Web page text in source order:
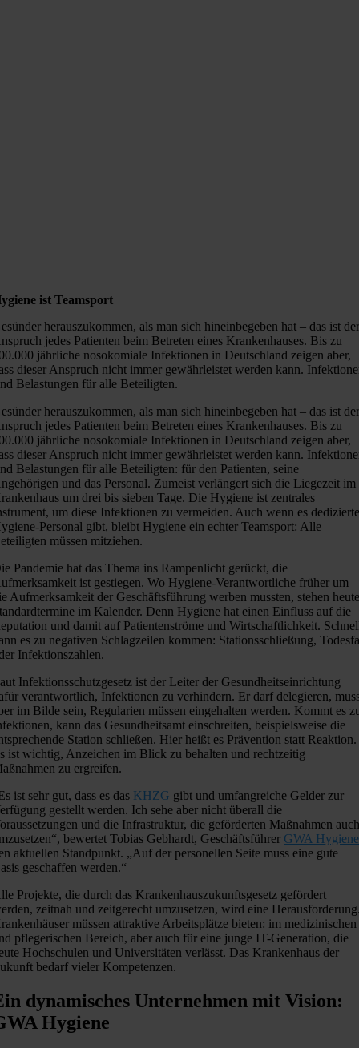
ist Teamsport
herauszukommen, als man sich hineinbegeben hat – das ist
jedes Patienten beim Betreten eines Krankenhauses. Bis zu
jährliche nosokomiale Infektionen in Deutschland zeigen aber,
dieser Anspruch nicht immer gewährleistet werden kann.
Belastungen für alle Beteiligten.
herauszukommen, als man sich hineinbegeben hat – das ist
jedes Patienten beim Betreten eines Krankenhauses. Bis zu
jährliche nosokomiale Infektionen in Deutschland zeigen aber,
dieser Anspruch nicht immer gewährleistet werden kann.
Belastungen für alle Beteiligten: für den Patienten, seine
und das Personal. Zumeist verlängert sich die Liegezeit im
um drei bis sieben Tage. Die Hygiene ist zentrales
um diese Infektionen zu vermeiden. Auch wenn es
Personal gibt, bleibt Hygiene ein echter Teamsport: Alle
müssen mitziehen.
Pandemie hat das Thema ins Rampenlicht gerückt, die
ist gestiegen. Wo Hygiene-Verantwortliche früher um
Aufmerksamkeit der Geschäftsführung werben mussten, stehen
im Kalender. Denn Hygiene hat einen Einfluss auf die
und damit auf Patientenströme und Wirtschaftlichkeit.
es zu negativen Schlagzeilen kommen: Stationsschließung,
Infektionszahlen.
Infektionsschutzgesetz ist der Leiter der Gesundheitseinrichtung
verantwortlich, Infektionen zu verhindern. Er darf delegieren,
im Bilde sein, Regularien müssen eingehalten werden. Kommt es
kann das Gesundheitsamt einschreiten, beispielsweise die
Station schließen. Hier heißt es Prävention statt Reaktion.
ist wichtig, Anzeichen im Blick zu behalten und rechtzeitig
zu ergreifen.
ist sehr gut, dass es das KHZG gibt und umfangreiche Gelder zur
gestellt werden. Ich sehe aber nicht überall die
und die Infrastruktur, die geförderten Maßnahmen
bewertet Tobias Gebhardt, Geschäftsführer GWA Hygiene
aktuellen Standpunkt. „Auf der personellen Seite muss eine gute
geschaffen werden.“
Projekte, die durch das Krankenhauszukunftsgesetz gefördert
zeitnah und zeitgerecht umzusetzen, wird eine
müssen attraktive Arbeitsplätze bieten: im medizinischen
pflegerischen Bereich, aber auch für eine junge IT-Generation, die
Hochschulen und Universitäten verlässt. Das Krankenhaus der
bedarf vieler Kompetenzen.
dynamisches Unternehmen mit Vision:
Hygiene